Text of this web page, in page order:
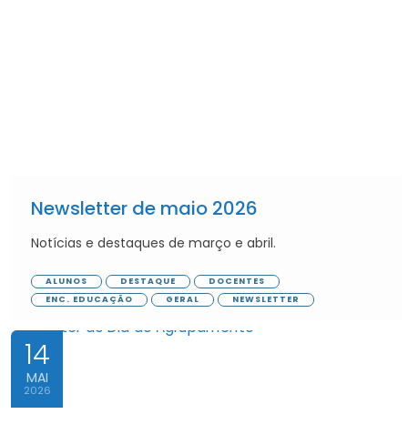
Newsletter de maio 2026
Notícias e destaques de março e abril.
ALUNOS DESTAQUE
DOCENTES
ENC. EDUCAÇÃO
GERAL NEWSLETTER
14
MAI
2026